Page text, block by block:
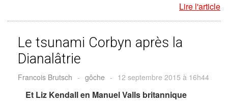
Lire l'article
Le tsunami Corbyn après la
Dianalâtrie
Francois Brutsch - gôche - 12 septembre 2015 à 16h44
Et Liz Kendall en Manuel Valls britannique